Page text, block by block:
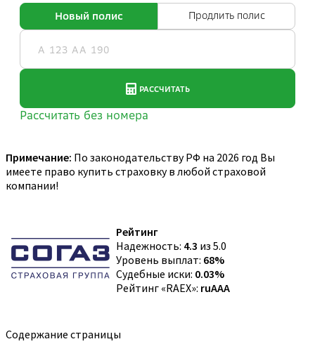
Примечание: По законодательству РФ на 2026 год Вы
имеете право купить страховку в любой страховой
компании!
Рейтинг
Надежность: 4.3 из 5.0
Уровень выплат: 68%
Судебные иски: 0.03%
Рейтинг «RAEX»: ruAAA
Содержание страницы